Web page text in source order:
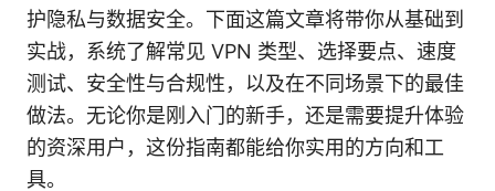
护隐私与数据安全。下面这篇文章将带你从基础到
实战，系统了解常见 VPN 类型、选择要点、速度
测试、安全性与合规性，以及在不同场景下的最佳
做法。无论你是刚入门的新手，还是需要提升体验
的资深用户，这份指南都能给你实用的方向和工
具。